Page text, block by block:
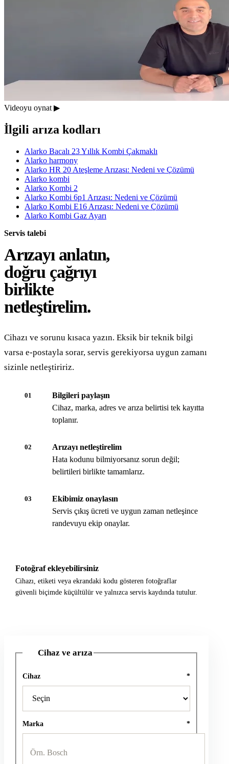
Videoyu oynat ▶
İlgili arıza kodları
Alarko Bacalı 23 Yıllık Kombi Çakmaklı
Alarko harmony
Alarko HR 20 Ateşleme Arızası: Nedeni ve Çözümü
Alarko kombi
Alarko Kombi 2
Alarko Kombi 6p1 Arızası: Nedeni ve Çözümü
Alarko Kombi E16 Arızası: Nedeni ve Çözümü
Alarko Kombi Gaz Ayarı
Servis talebi
Arızayı anlatın,
doğru çağrıyı
birlikte
netleştirelim.
Cihazı ve sorunu kısaca yazın. Eksik bir teknik bilgi
varsa e-postayla sorar, servis gerekiyorsa uygun zamanı
sizinle netleştiririz.
01
Bilgileri paylaşın
Cihaz, marka, adres ve arıza belirtisi tek kayıtta
toplanır.
02
Arızayı netleştirelim
Hata kodunu bilmiyorsanız sorun değil;
belirtileri birlikte tamamlarız.
03
Ekibimiz onaylasın
Servis çıkış ücreti ve uygun zaman netleşince
randevuyu ekip onaylar.
Fotoğraf ekleyebilirsiniz
Cihazı, etiketi veya ekrandaki kodu gösteren fotoğraflar
güvenli biçimde küçültülür ve yalnızca servis kaydında tutulur.
Cihaz ve arıza
Cihaz *
Marka *